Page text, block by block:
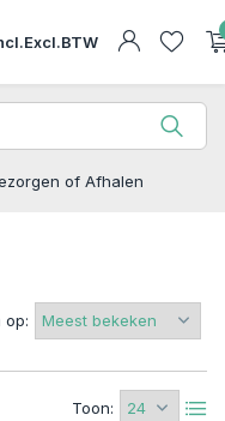
Excl.BTW
of Afhalen
Toon:
op: